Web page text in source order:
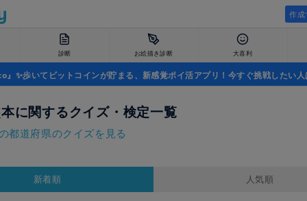
作成
診断 お絵描き診断 大喜利
』✨歩いてビットコインが貯まる、新感覚ポイ活アプリ！今すぐ挑戦したい人
に関するクイズ・検定一覧
都道府県のクイズを見る
新着順 人気順